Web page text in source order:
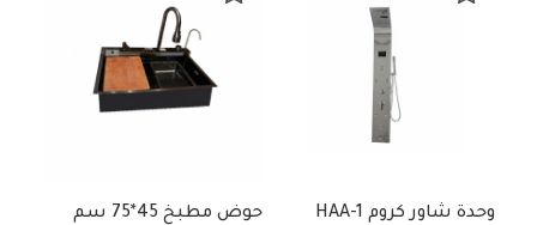
وحدة شاور كروم HAA-1
حوض مطبخ 45*75 سم